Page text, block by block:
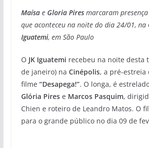
Maísa e Gloria Pires marcaram
que aconteceu na noite do dia 24/01, na
Iguatemi, em São Paulo
O JK Iguatemi recebeu na noite desta
de janeiro) na Cinépolis, a pré-estreia
filme “Desapega!”. O longa, é
Glória Pires e Marcos Pasquim,
Chien e roteiro de Leandro Matos. O
para o grande público no dia 09 de